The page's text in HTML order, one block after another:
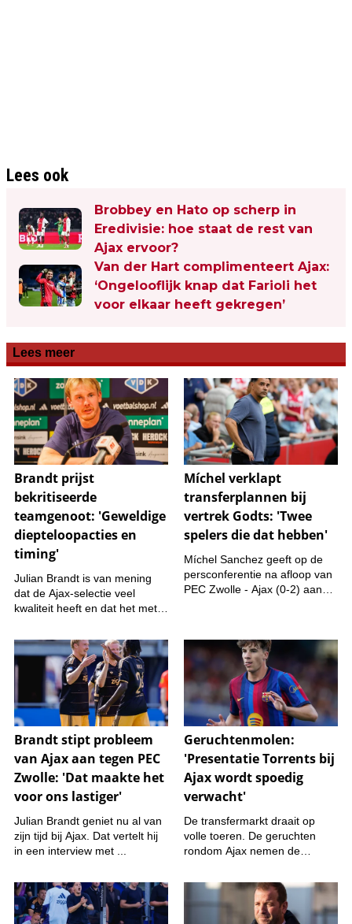
Lees ook
Brobbey en Hato op scherp in
Eredivisie: hoe staat de rest van
Ajax ervoor?
Van der Hart complimenteert Ajax:
‘Ongelooflijk knap dat Farioli het
voor elkaar heeft gekregen’